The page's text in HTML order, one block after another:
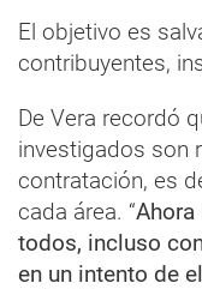
El objetivo es
contribuyentes,
De Vera recordó
investigados son
contratación, es
cada área. “Ahora
todos, incluso
en un intento de